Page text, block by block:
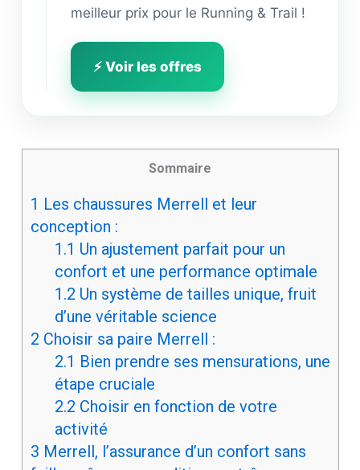
meilleur prix pour le Running & Trail !
⚡ Voir les offres
Sommaire
1 Les chaussures Merrell et leur
conception :
1.1 Un ajustement parfait pour un
confort et une performance optimale
1.2 Un système de tailles unique, fruit
d’une véritable science
2 Choisir sa paire Merrell :
2.1 Bien prendre ses mensurations, une
étape cruciale
2.2 Choisir en fonction de votre
activité
3 Merrell, l’assurance d’un confort sans